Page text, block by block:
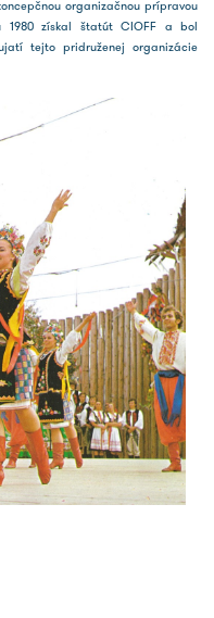
organizačnou prípravou
1980 získal štatút CIOFF a bol
tejto pridruženej organizácie